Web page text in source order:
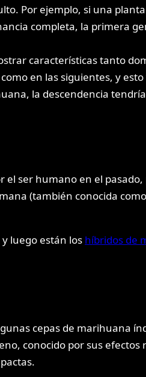
Por ejemplo, si una
completa, la primera
características tanto
en las siguientes, y
la descendencia
ser humano en el
(también conocida
luego están los híbridos de
cepas de marihuana
conocido por sus efectos